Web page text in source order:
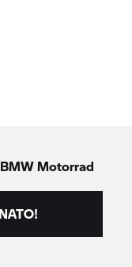
BMW Motorrad